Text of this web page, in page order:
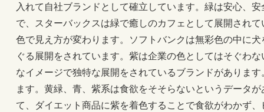
入れて自社ブランドとして確立しています。緑は安心、
で、スターバックスは緑で癒しのカフェとして展開され
色で見え方が変わります。ソフトバンクは無彩色の中に
ぐる展開をされています。紫は企業の色としてはそぐわ
なイメージで独特な展開をされているブランドがありま
ます。黄緑、青、紫系は食欲をそそらないというデータ
て、ダイエット商品に紫を着色することで食欲がわかず